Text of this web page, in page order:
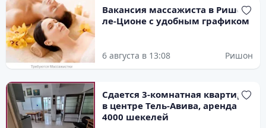
Вакансия массажиста в Ришон-
ле-Ционе с удобным графиком
6 августа в 13:08 Ришон
Сдается 3-комнатная квартира
в центре Тель-Авива, аренда
4000 шекелей